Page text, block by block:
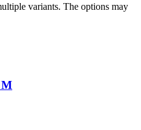
variants. The options may
M